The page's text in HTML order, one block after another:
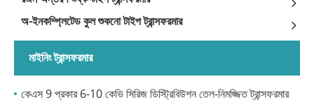
অ-ইনকম্প্লিটেড কুল শুকনো টাইপ ট্রান্সফরমার
মাইনিং ট্রান্সফরমার
কেএস 9 প্রকার 6-10 কেভি সিরিজ ডিস্ট্রিবিউশন তেল-নিমজ্জিত ট্রান্সফরমার